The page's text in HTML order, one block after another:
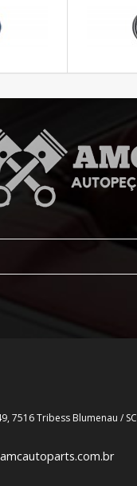
7516 Tribess Blumenau / SC